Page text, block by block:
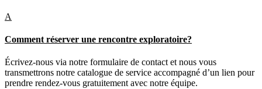
A
Comment réserver une rencontre exploratoire?
Écrivez-nous via notre formulaire de contact et nous vous
transmettrons notre catalogue de service accompagné d’un lien pour
prendre rendez-vous gratuitement avec notre équipe.